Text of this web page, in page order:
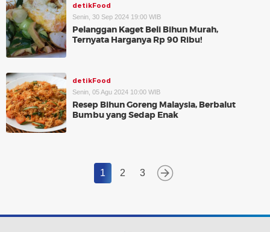
detikFood
Senin, 30 Sep 2024 19:00 WIB
Pelanggan Kaget Beli Bihun Murah,
Ternyata Harganya Rp 90 Ribu!
detikFood
Senin, 05 Agu 2024 10:00 WIB
Resep Bihun Goreng Malaysia, Berbalut
Bumbu yang Sedap Enak
1 2 3